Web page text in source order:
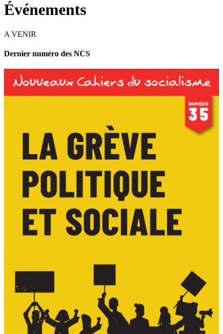
Événements
A VENIR
Dernier numéro des NCS